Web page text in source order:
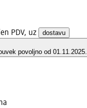
PDV, uz dostavu
uvek povoljno od 01.11.2025.